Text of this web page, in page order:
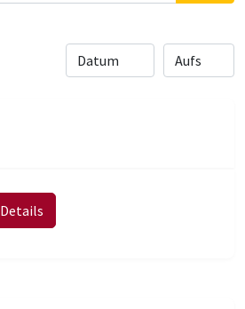
Details